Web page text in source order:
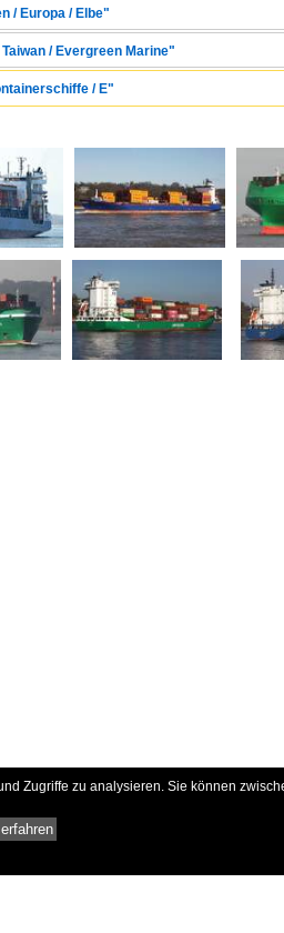
/ Europa / Elbe"
/ Evergreen Marine"
/ E"
Zugriffe zu analysieren. Sie können